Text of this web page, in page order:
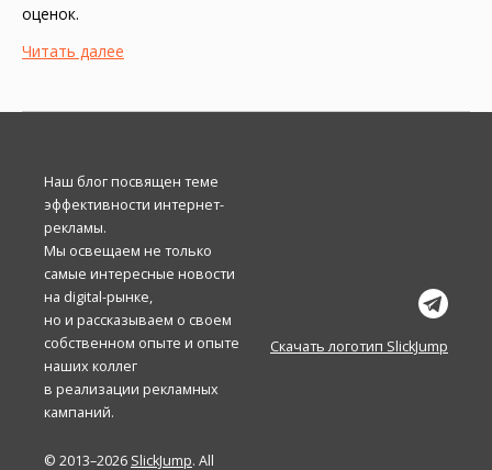
оценок.
Читать далее
Наш блог посвящен теме
эффективности интернет-
рекламы.
Мы освещаем не только
самые интересные новости
на digital-рынке,
но и рассказываем о своем
собственном опыте и опыте
наших коллег
в реализации рекламных
кампаний.
© 2013–2026 SlickJump. All
Скачать логотип SlickJump